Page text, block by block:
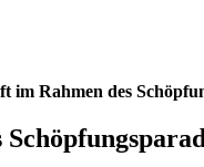
im Rahmen des